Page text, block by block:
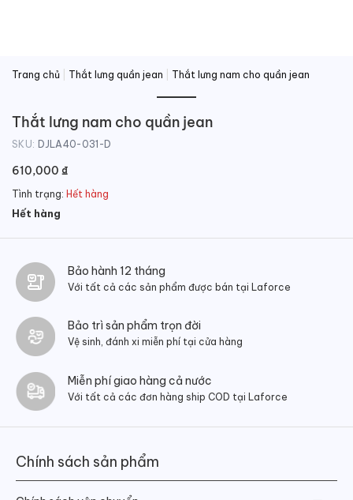
Trang chủ Thắt lưng quần jean Thắt lưng nam cho quần jean
Thắt lưng nam cho quần jean
SKU: DJLA40-031-D
610,000 ₫
Tình trạng: Hết hàng
Hết hàng
Bảo hành 12 tháng
Với tất cả các sản phẩm được bán tại Laforce
Bảo trì sản phẩm trọn đời
Vệ sinh, đánh xi miễn phí tại cửa hàng
Miễn phí giao hàng cả nước
Với tất cả các đơn hàng ship COD tại Laforce
Chính sách sản phẩm